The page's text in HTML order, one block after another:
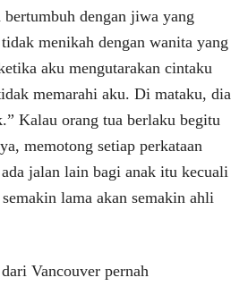
bertumbuh dengan jiwa yang
menikah dengan wanita yang
aku mengutarakan cintaku
memarahi aku. Di mataku, dia
Kalau orang tua berlaku begitu
memotong setiap perkataan
jalan lain bagi anak itu kecuali
lama akan semakin ahli
Vancouver pernah